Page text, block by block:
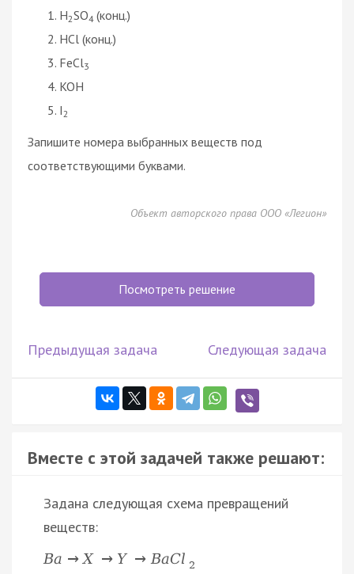
H2SO4 (конц.)
HCl (конц.)
FeCl3
KOH
I 2
Запишите номера выбранных веществ под
соответствующими буквами.
Объект авторского права ООО «Легион»
Посмотреть решение
Предыдущая задача Следующая задача
Вместе с этой задачей также решают:
Задана следующая схема превращений
веществ:
Ba → X → Y → BaCl 2